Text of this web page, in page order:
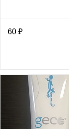
60 ₽